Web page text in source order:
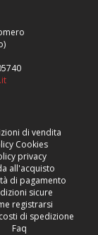
di vendita
Cookies
privacy
all'acquisto
di pagamento
sicure
registrarsi
di spedizione
Faq